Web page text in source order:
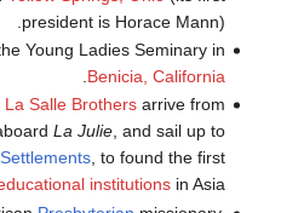
president is Horace Mann).
Young Ladies Seminary in
Benicia, California
La Salle Brothersarrive from
La Julie, and sail up to
, to found the first
institutionsin Asia.